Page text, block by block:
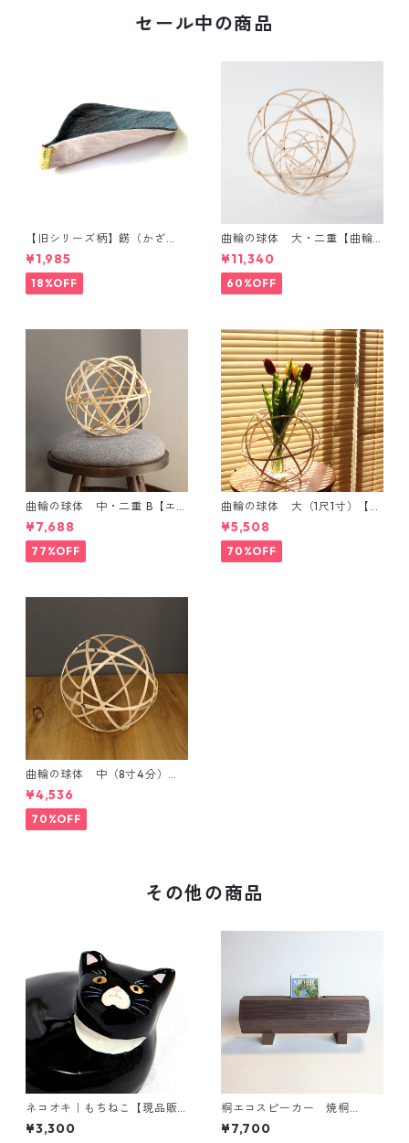
セール中の商品
【旧シリーズ柄】餝（かざ
り）金具付き 小千谷縮コース
ター（単品）
¥1,985
18%OFF
曲輪の球体 大・二重【曲輪
の弁当箱 発売記念・限定特別
価格】
¥11,340
60%OFF
曲輪の球体 中・二重 B【エン
ブレムオブジェ発売記念・限
定特別価格】
¥7,688
77%OFF
曲輪の球体 大（1尺1寸）【エ
ンブレムオブジェ発売記念・
限定特別価格】
¥5,508
70%OFF
曲輪の球体 中（8寸4分）
【エンブレムオブジェ発売記
念・限定特別価格】
¥4,536
70%OFF
その他の商品
ネコオキ｜もちねこ【現品販
売／受注製作 予約受付中】タ
クミクラフト限定
¥3,300
桐エコスピーカー 焼桐
（茶）
¥7,700